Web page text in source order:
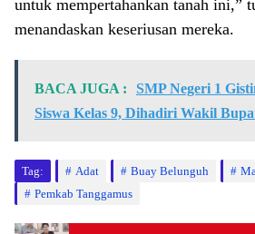
untuk mempertahankan tanah ini,”
menandaskan keseriusan mereka.
BACA JUGA :
SMP Negeri 1
Siswa Kelas 9, Dihadiri Wakil
Tag: Adat Buay Belunguh
Pemkab Tanggamus